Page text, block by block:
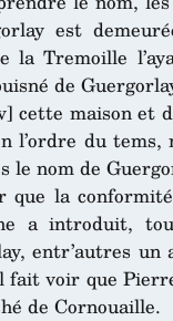
est
la Tremoille
de
cette maison et
du tems,
le nom de
que la
a introduit,
entr’autres
voir que
de Cornouaille.